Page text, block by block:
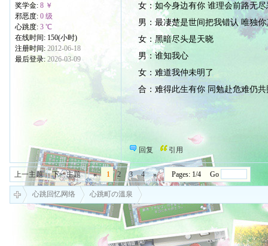
奖学金: 8 ￥
邪恶度: 0 级
心跳度: 3 ℃
在线时间: 150(小时)
注册时间: 2012-06-18
最后登录: 2026-03-09
女：如今身边有你 谁理会前路无尽
男：最凄楚是世间把我错认 唯独
女：黑暗尽头是天晓
男：谁知我心
女：难道我仲未明了
合：难得此生有你 同勉赴危难仍共
回复 引用
上一主题 下一主题 « 1 2 3 4 » Pages: 1/4 Go
心跳回忆网络 心跳町の溫泉